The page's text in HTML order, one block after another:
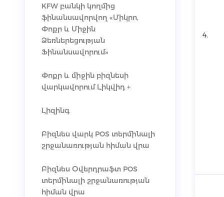
KFW բանկի կողմից
ֆինանսավորվող «Միկրո,
Փոքր և Միջին
Ձեռներեցության
Ֆինանսավորում»
Փոքր և միջին բիզնեսի
վարկավորում Լիկվիդ +
Լիզինգ
Բիզնես վարկ POS տերմինալի
շրջանառության հիման վրա
Բիզնես Օվերդրաֆտ POS
տերմինալի շրջանառության
հիման վրա
4.